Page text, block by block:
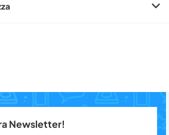
Newsletter!